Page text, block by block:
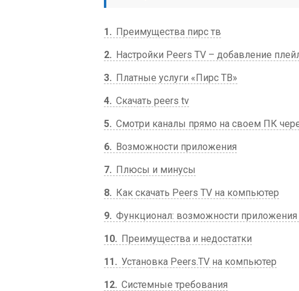
1
Преимущества пирс тв
2
Настройки Peers TV – добавление
3
Платные услуги «Пирс ТВ»
4 Скачать peers tv
5 Смотри каналы прямо на своем ПК
6
Возможности приложения
7
Плюсы и минусы
8
Как скачать Peers TV на компьютер
9 Функционал: возможности
10
Преимущества и недостатки
11
Установка Peers.TV на компьютер
12 Системные требования